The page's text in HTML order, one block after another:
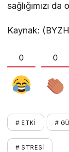
sağlığımızı
Kaynak:
0 0
# ETKI #
# STRESI